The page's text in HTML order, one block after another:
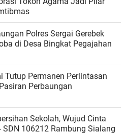
Polres Sergai Gerebek
di Desa Bingkat Pegajahan
Tutup Permanen Perlintasan
Perbaungan
Sekolah, Wujud Cinta
SDN 106212 Rambung Sialang